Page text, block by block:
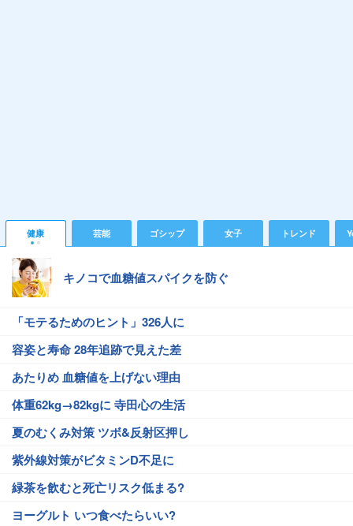
健康 芸能 ゴシップ 女子 トレンド
キノコで血糖値スパイクを防ぐ
「モテるためのヒント」326人に
容姿と寿命 28年追跡で見えた差
あたりめ 血糖値を上げない理由
体重62kg→82kgに 寺田心の生活
夏のむくみ対策 ツボ&反射区押し
紫外線対策がビタミンD不足に
緑茶を飲むと死亡リスク低まる?
ヨーグルト いつ食べたらいい?